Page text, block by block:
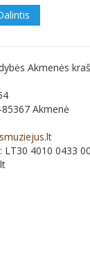
Akmenės
Akmenė
4010 0433